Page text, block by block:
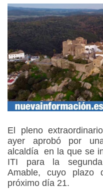
El pleno
ayer aprobó por
alcaldía en la que se
ITI para la
Amable, cuyo plazo
próximo día 21.